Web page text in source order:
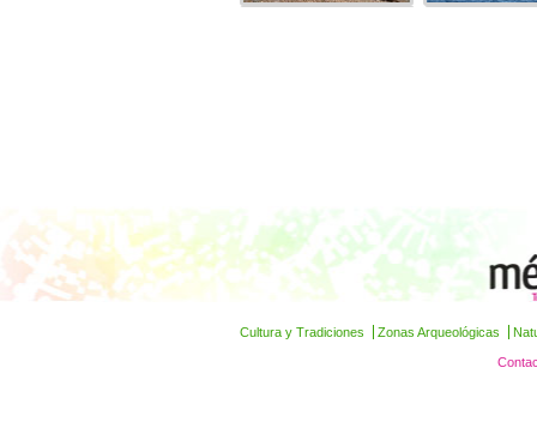
Cultura y Tradiciones Zonas Arqueológicas